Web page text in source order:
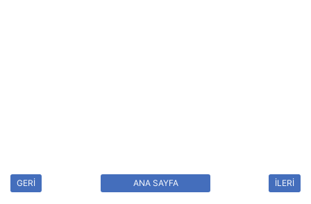
GERİ İLERİ
ANA SAYFA